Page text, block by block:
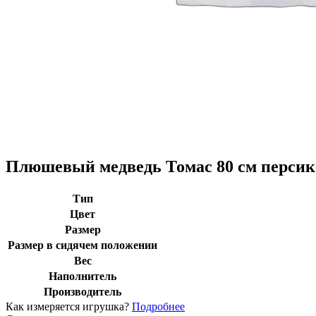
Плюшевый медведь Томас 80 см
Тип
Цвет
Размер
Размер в сидячем положении
Вес
Наполнитель
Производитель
Как измеряется игрушка? Подробнее